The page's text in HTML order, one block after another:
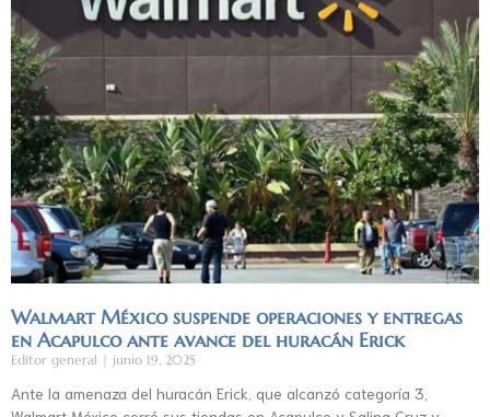
Walmart México suspende operaciones y entregas
en Acapulco ante avance del huracán Erick
Editor general junio 19, 2025
Ante la amenaza del huracán Erick, que alcanzó categoría 3,